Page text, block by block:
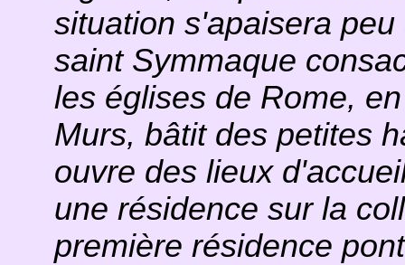
situation s'apaisera
saint Symmaque
les églises de Rome,
Murs, bâtit des petites
ouvre des lieux
une résidence sur la
première résidence